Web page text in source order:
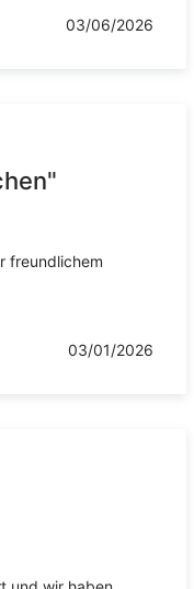
03/06/2026
freundlichem
03/01/2026